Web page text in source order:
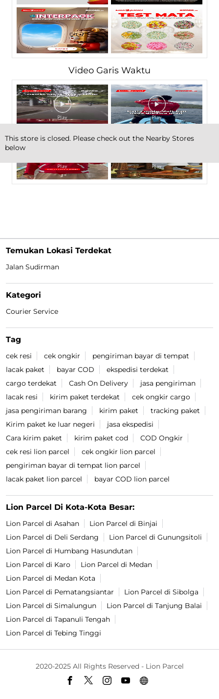
Video Garis Waktu
Temukan Lokasi Terdekat
Jalan Sudirman
Kategori
Courier Service
Tag
cek resi cek ongkir
pengiriman bayar di tempat
lacak paket
bayar COD
ekspedisi terdekat
cargo terdekat
Cash On Delivery
jasa pengiriman
lacak resi
kirim paket terdekat
cek ongkir cargo
jasa pengiriman barang
kirim paket
tracking paket
Kirim paket ke luar negeri
jasa ekspedisi
Cara kirim paket
kirim paket cod
COD Ongkir
cek resi lion parcel
cek ongkir lion parcel
pengiriman bayar di tempat lion parcel
lacak paket lion parcel
bayar COD lion parcel
Lion Parcel Di Kota-Kota Besar:
Lion Parcel di Asahan
Lion Parcel di Binjai
Lion Parcel di Deli Serdang
Lion Parcel di Gunungsitoli
Lion Parcel di Humbang Hasundutan
Lion Parcel di Karo
Lion Parcel di Medan
Lion Parcel di Medan Kota
Lion Parcel di Pematangsiantar
Lion Parcel di Sibolga
Lion Parcel di Simalungun
Lion Parcel di Tanjung Balai
Lion Parcel di Tapanuli Tengah
Lion Parcel di Tebing Tinggi
2020-2025 All Rights Reserved - Lion Parcel
This store is closed. Please check out the Nearby Stores
below